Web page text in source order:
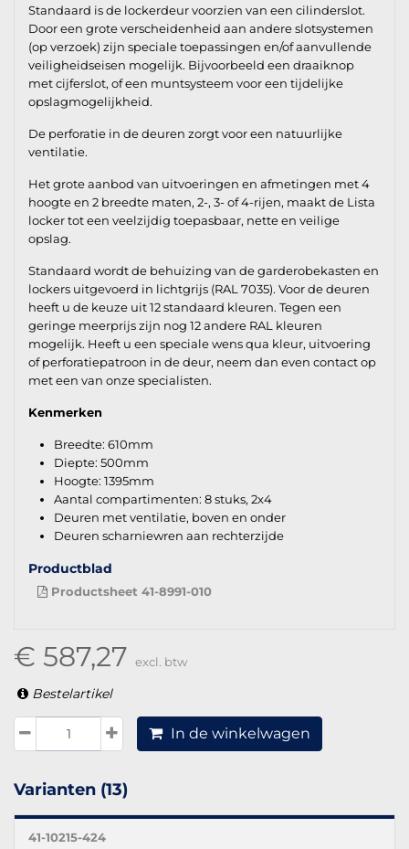
Standaard is de lockerdeur voorzien van een cilinderslot.
Door een grote verscheidenheid aan andere slotsystemen
(op verzoek) zijn speciale toepassingen en/of aanvullende
veiligheidseisen mogelijk. Bijvoorbeeld een draaiknop
met cijferslot, of een muntsysteem voor een tijdelijke
opslagmogelijkheid.
De perforatie in de deuren zorgt voor een natuurlijke
ventilatie.
Het grote aanbod van uitvoeringen en afmetingen met 4
hoogte en 2 breedte maten, 2-, 3- of 4-rijen, maakt de Lista
locker tot een veelzijdig toepasbaar, nette en veilige
opslag.
Standaard wordt de behuizing van de garderobekasten en
lockers uitgevoerd in lichtgrijs (RAL 7035). Voor de deuren
heeft u de keuze uit 12 standaard kleuren. Tegen een
geringe meerprijs zijn nog 12 andere RAL kleuren
mogelijk. Heeft u een speciale wens qua kleur, uitvoering
of perforatiepatroon in de deur, neem dan even contact op
met een van onze specialisten.
Kenmerken
Breedte: 610mm
Diepte: 500mm
Hoogte: 1395mm
Aantal compartimenten: 8 stuks, 2x4
Deuren met ventilatie, boven en onder
Deuren scharniewren aan rechterzijde
Productblad
Productsheet 41-8991-010
€ 587,27 excl. btw
Bestelartikel
In de winkelwagen
Varianten (13)
41-10215-424